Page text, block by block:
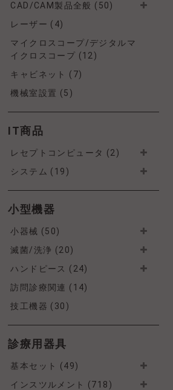
CAD/CAM製品全般 (50)
レーザー (4)
マイクロスコープ/デジタルマ
イクロスコープ (12)
キャビネット (7)
機械室設置 (5)
IT商品
レセプトコンピュータ (2)
システム (19)
小型機器
小器械 (50)
滅菌/洗浄 (20)
ハンドピース (24)
訪問診療関連 (14)
技工機器 (30)
診療用器具
基本セット (49)
インスツルメント (718)